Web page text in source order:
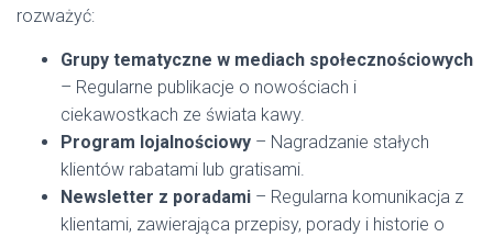
rozważyć:
Grupy tematyczne w mediach społecznościowych
– Regularne publikacje o nowościach i
ciekawostkach ze świata kawy.
Program lojalnościowy – Nagradzanie stałych
klientów rabatami lub gratisami.
Newsletter z poradami – Regularna komunikacja z
klientami, zawierająca przepisy, porady i historie o